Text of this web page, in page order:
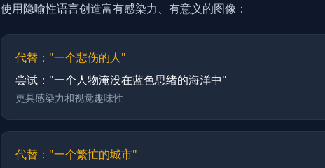
使用隐喻性语言创造富有感染力、有意义的图像：
代替："一个悲伤的人"
尝试："一个人物淹没在蓝色思绪的海洋中"
更具感染力和视觉趣味性
代替："一个繁忙的城市"